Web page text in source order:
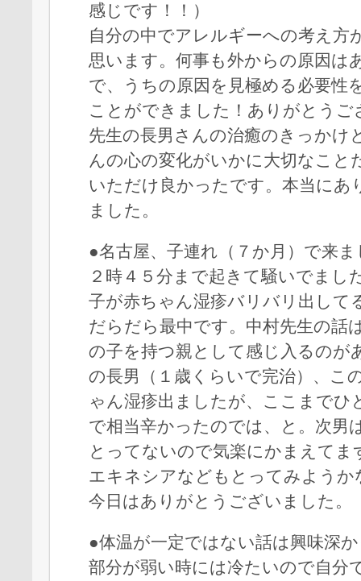
感じです！！）
自分の中でアレルギーへの考え方
思います。何事も外からの原因は
で、うちの原因を見極める必要性
ことができました！ありがとうご
先生の長男さんの治癒のきっかけ
んの心の変化がいかに大切なこと
いただけ良かったです。本当にあ
ました。
●名古屋、子連れ（７か月）で来
２時４５分まで起きて騒いでまし
子が赤ちゃん湿疹バリバリ出して
だらだら最中です。中村先生の話
の子を持つ親として感じ入るのが
の長男（１歳くらいで完治）、こ
ゃん湿疹出ましたが、ここまでひ
で相当辛かったのでは、と。次男
とってないので気楽にかまえてま
エキネシアなどもとってみようか
今日はありがとうございました。
●体温が一定ではない話は興味深
部分が弱い時には冷たいので自分